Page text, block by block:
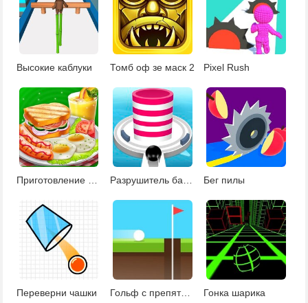
Высокие каблуки Томб оф зе маск 2 Pixel Rush
Бег пилы
Переверни чашки Гольф с препятствиями Гонка шарика